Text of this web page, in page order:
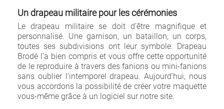
Un drapeau militaire pour les cérémonies
Le drapeau militaire se doit d’être magnifique et
personnalisé. Une garnison, un bataillon, un corps,
toutes ses subdivisions ont leur symbole. Drapeau
Brodé l’a bien compris et vous offre cette opportunité
de le reproduire à travers des fanions ou mini-fanions
sans oublier l’intemporel drapeau. Aujourd’hui, nous
vous accordons la possibilité de créer votre maquette
vous-même grâce à un logiciel sur notre site.